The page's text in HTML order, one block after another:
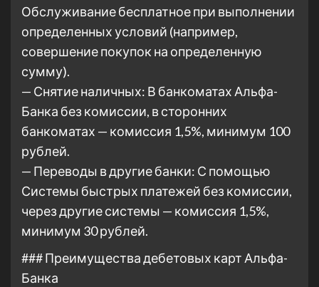
Обслуживание бесплатное при выполнении
определенных условий (например,
совершение покупок на определенную
сумму).
— Снятие наличных: В банкоматах Альфа-
Банка без комиссии, в сторонних
банкоматах — комиссия 1,5%, минимум 100
рублей.
— Переводы в другие банки: С помощью
Системы быстрых платежей без комиссии,
через другие системы — комиссия 1,5%,
минимум 30 рублей.
### Преимущества дебетовых карт Альфа-
Банка